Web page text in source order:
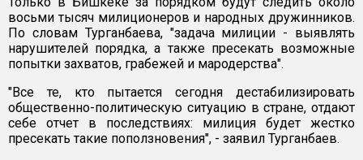
восьми тысяч милиционеров и народных дружинников.
По словам Турганбаева, "задача милиции - выявлять
нарушителей порядка, а также пресекать возможные
попытки захватов, грабежей и мародерства".
"Все те, кто пытается сегодня дестабилизировать
общественно-политическую ситуацию в стране, отдают
себе отчет в последствиях: милиция будет жестко
пресекать такие поползновения", - заявил Турганбаев.